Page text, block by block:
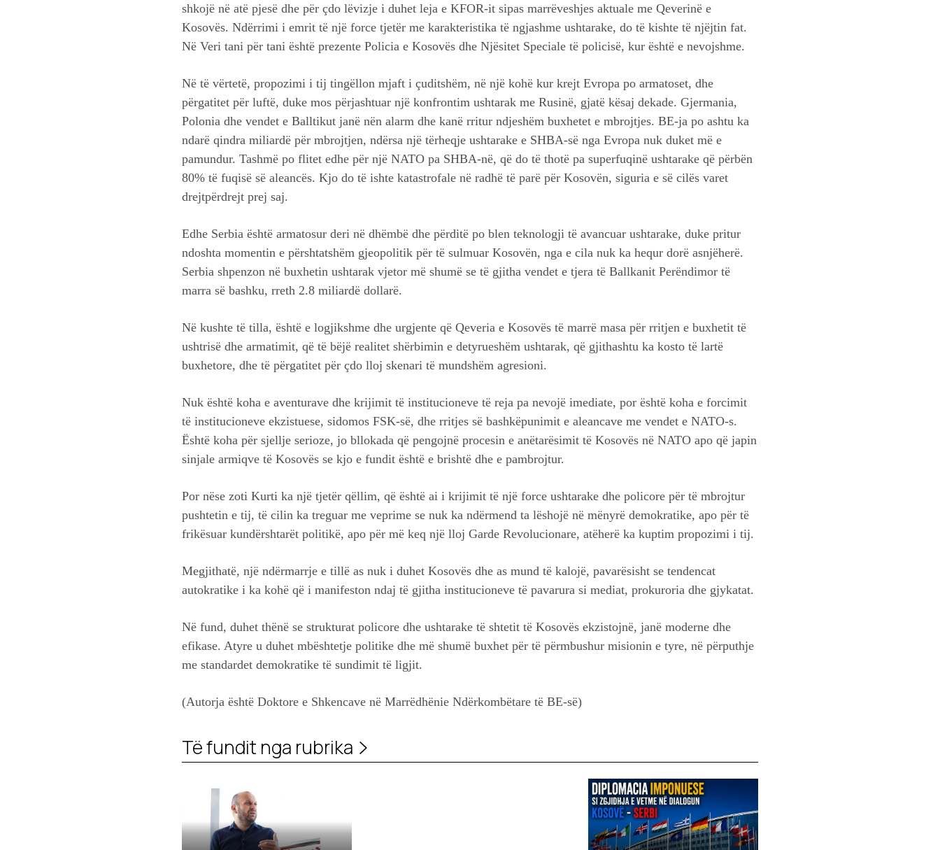
shkojë në atë pjesë dhe për çdo lëvizje i duhet leja e KFOR-it sipas marrëveshjes aktuale me Qeverinë e
Kosovës. Ndërrimi i emrit të një force tjetër me karakteristika të ngjashme ushtarake, do të kishte të njëjtin fat.
Në Veri tani për tani është prezente Policia e Kosovës dhe Njësitet Speciale të policisë, kur është e nevojshme.
Në të vërtetë, propozimi i tij tingëllon mjaft i çuditshëm, në një kohë kur krejt Evropa po armatoset, dhe
përgatitet për luftë, duke mos përjashtuar një konfrontim ushtarak me Rusinë, gjatë kësaj dekade. Gjermania,
Polonia dhe vendet e Balltikut janë nën alarm dhe kanë rritur ndjeshëm buxhetet e mbrojtjes. BE-ja po ashtu ka
ndarë qindra miliardë për mbrojtjen, ndërsa një tërheqje ushtarake e SHBA-së nga Evropa nuk duket më e
pamundur. Tashmë po flitet edhe për një NATO pa SHBA-në, që do të thotë pa superfuqinë ushtarake që përbën
80% të fuqisë së aleancës. Kjo do të ishte katastrofale në radhë të parë për Kosovën, siguria e së cilës varet
drejtpërdrejt prej saj.
Edhe Serbia është armatosur deri në dhëmbë dhe përditë po blen teknologji të avancuar ushtarake, duke pritur
ndoshta momentin e përshtatshëm gjeopolitik për të sulmuar Kosovën, nga e cila nuk ka hequr dorë asnjëherë.
Serbia shpenzon në buxhetin ushtarak vjetor më shumë se të gjitha vendet e tjera të Ballkanit Perëndimor të
marra së bashku, rreth 2.8 miliardë dollarë.
Në kushte të tilla, është e logjikshme dhe urgjente që Qeveria e Kosovës të marrë masa për rritjen e buxhetit të
ushtrisë dhe armatimit, që të bëjë realitet shërbimin e detyrueshëm ushtarak, që gjithashtu ka kosto të lartë
buxhetore, dhe të përgatitet për çdo lloj skenari të mundshëm agresioni.
Nuk është koha e aventurave dhe krijimit të institucioneve të reja pa nevojë imediate, por është koha e forcimit
të institucioneve ekzistuese, sidomos FSK-së, dhe rritjes së bashkëpunimit e aleancave me vendet e NATO-s.
Është koha për sjellje serioze, jo bllokada që pengojnë procesin e anëtarësimit të Kosovës në NATO apo që japin
sinjale armiqve të Kosovës se kjo e fundit është e brishtë dhe e pambrojtur.
Por nëse zoti Kurti ka një tjetër qëllim, që është ai i krijimit të një force ushtarake dhe policore për të mbrojtur
pushtetin e tij, të cilin ka treguar me veprime se nuk ka ndërmend ta lëshojë në mënyrë demokratike, apo për të
frikësuar kundërshtarët politikë, apo për më keq një lloj Garde Revolucionare, atëherë ka kuptim propozimi i tij.
Megjithatë, një ndërmarrje e tillë as nuk i duhet Kosovës dhe as mund të kalojë, pavarësisht se tendencat
autokratike i ka kohë që i manifeston ndaj të gjitha institucioneve të pavarura si mediat, prokuroria dhe gjykatat.
Në fund, duhet thënë se strukturat policore dhe ushtarake të shtetit të Kosovës ekzistojnë, janë moderne dhe
efikase. Atyre u duhet mbështetje politike dhe më shumë buxhet për të përmbushur misionin e tyre, në përputhje
me standardet demokratike të sundimit të ligjit.
(Autorja është Doktore e Shkencave në Marrëdhënie Ndërkombëtare të BE-së)
Të fundit nga rubrika